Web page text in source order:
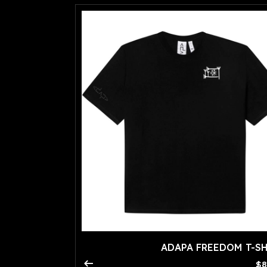
ADAPA FREEDOM T-
arrow_right_alt